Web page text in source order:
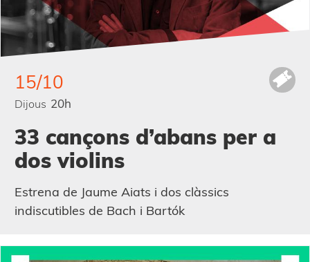
15/10
Dijous 20h
33 cançons d’abans per a
dos violins
Estrena de Jaume Aiats i dos clàssics
indiscutibles de Bach i Bartók